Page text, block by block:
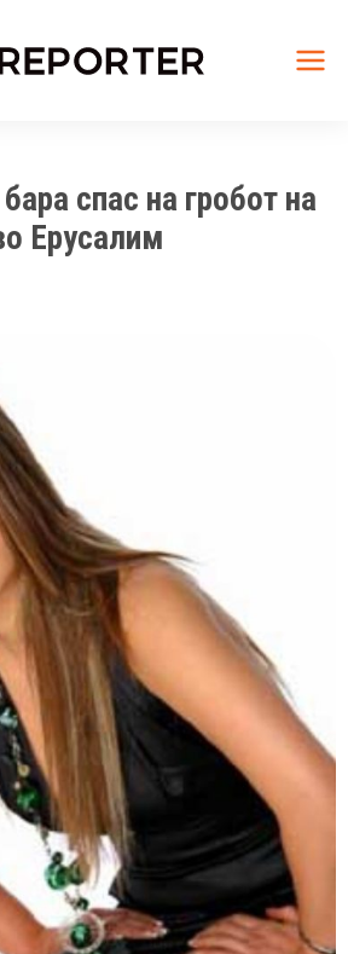
спас на гробот на
Ерусалим